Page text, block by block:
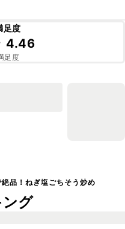
足度
4.46
足度
品！ねぎ塩ごちそう炒め
ング